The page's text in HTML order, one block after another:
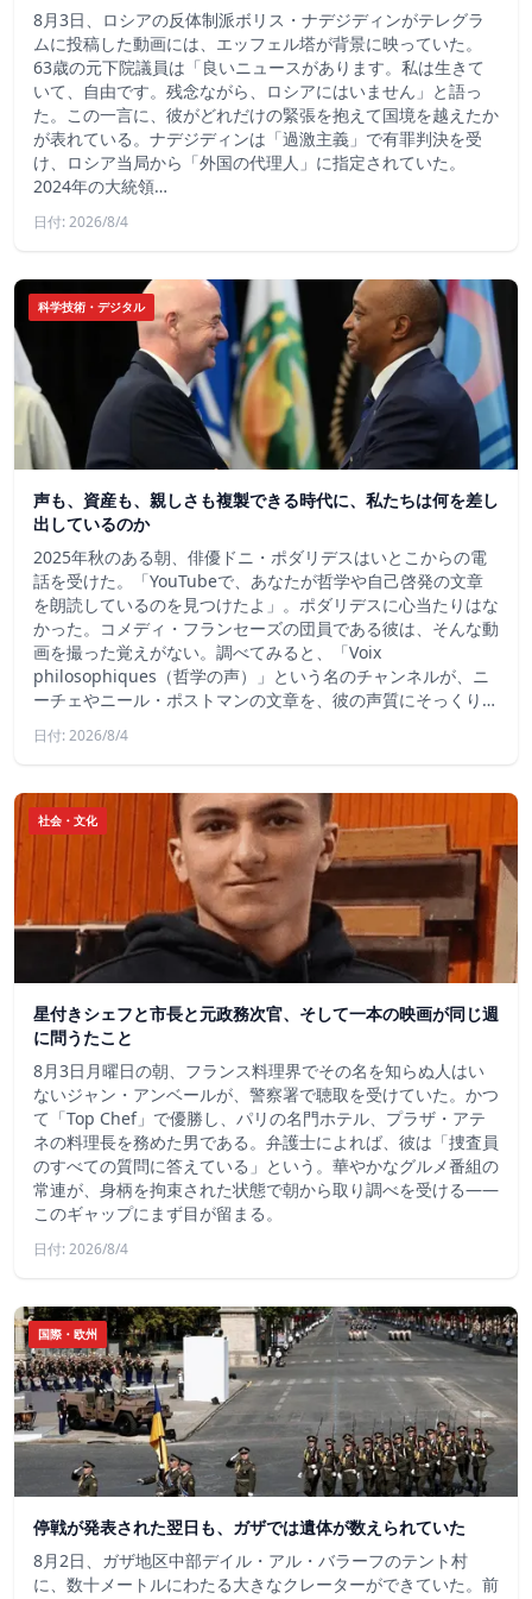
8月3日、ロシアの反体制派ボリス・ナデジディンがテレグラ
ムに投稿した動画には、エッフェル塔が背景に映っていた。
63歳の元下院議員は「良いニュースがあります。私は生きて
いて、自由です。残念ながら、ロシアにはいません」と語っ
た。この一言に、彼がどれだけの緊張を抱えて国境を越えたか
が表れている。ナデジディンは「過激主義」で有罪判決を受
け、ロシア当局から「外国の代理人」に指定されていた。
2024年の大統領…
日付: 2026/8/4
科学技術・デジタル
声も、資産も、親しさも複製できる時代に、私たちは何を差し
出しているのか
2025年秋のある朝、俳優ドニ・ポダリデスはいとこからの電
話を受けた。「YouTubeで、あなたが哲学や自己啓発の文章
を朗読しているのを見つけたよ」。ポダリデスに心当たりはな
かった。コメディ・フランセーズの団員である彼は、そんな動
画を撮った覚えがない。調べてみると、「Voix
philosophiques（哲学の声）」という名のチャンネルが、ニ
ーチェやニール・ポストマンの文章を、彼の声質にそっくり…
日付: 2026/8/4
社会・文化
星付きシェフと市長と元政務次官、そして一本の映画が同じ週
に問うたこと
8月3日月曜日の朝、フランス料理界でその名を知らぬ人はい
ないジャン・アンベールが、警察署で聴取を受けていた。かつ
て「Top Chef」で優勝し、パリの名門ホテル、プラザ・アテ
ネの料理長を務めた男である。弁護士によれば、彼は「捜査員
のすべての質問に答えている」という。華やかなグルメ番組の
常連が、身柄を拘束された状態で朝から取り調べを受ける――
このギャップにまず目が留まる。
日付: 2026/8/4
国際・欧州
停戦が発表された翌日も、ガザでは遺体が数えられていた
8月2日、ガザ地区中部デイル・アル・バラーフのテント村
に、数十メートルにわたる大きなクレーターができていた。前